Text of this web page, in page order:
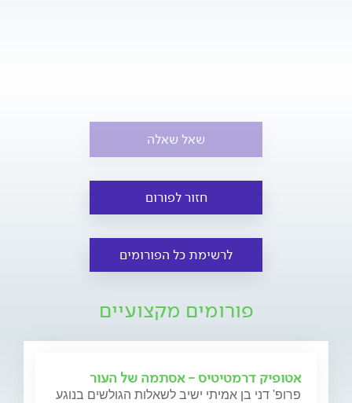
שאל שאלה
חזור לפורום
לרשימת כל הפורומים
פורומים מקצועיים
אטופיק דרמטיטיס - אסתמה של העור
פרופ' דני בן אמיתי ישיב לשאלות הגולשים בנוגע